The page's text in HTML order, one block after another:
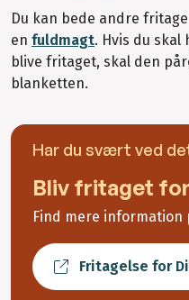
Du kan bede andre
en fuldmagt. Hvis du
blive fritaget, skal den
blanketten.
Har du svært ved
Bliv fritaget
Find mere information
Fritagelse for